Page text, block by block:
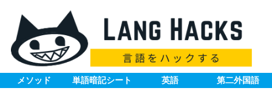
メソッド 単語暗記シート 英語 第二外国語